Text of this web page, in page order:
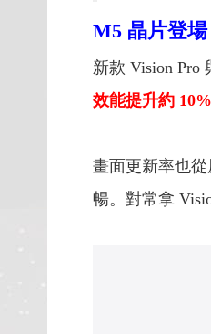
M5 晶片登
新款 Vision Pro
效能提升約 10%
畫面更新率也從
暢。對常拿